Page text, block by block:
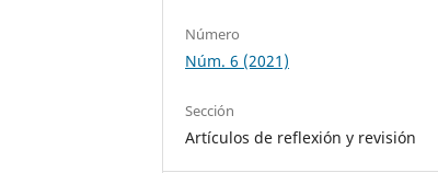
Número
Núm. 6 (2021)
Sección
Artículos de reflexión y revisión